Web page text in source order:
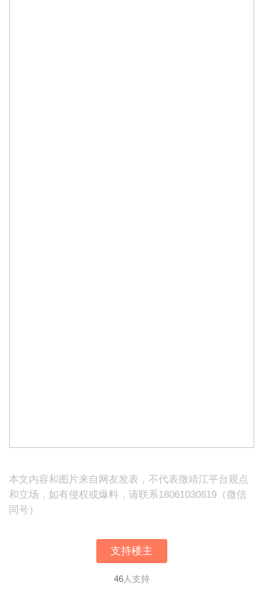
本文内容和图片来自网友发表，不代表微靖江平台观点
和立场，如有侵权或爆料，请联系18061030819（微信
同号）
支持楼主
46人支持